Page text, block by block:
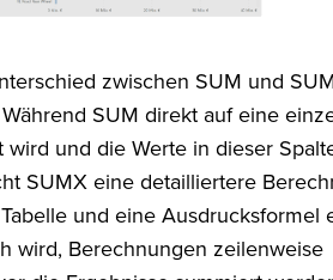
zwischen SUM und
SUM direkt auf eine
wird und die Werte in dieser
SUMX eine detailliertere
und eine Ausdrucksformel
wird, Berechnungen zeilenweise